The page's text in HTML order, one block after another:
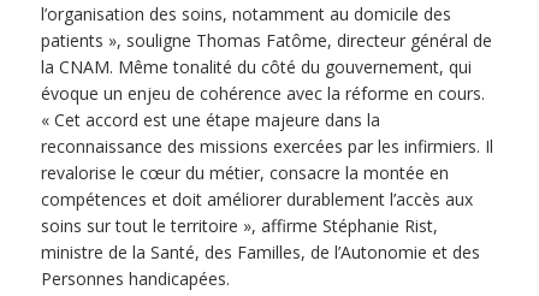
l’organisation des soins, notamment au domicile des
patients », souligne Thomas Fatôme, directeur général de
la CNAM. Même tonalité du côté du gouvernement, qui
évoque un enjeu de cohérence avec la réforme en cours.
« Cet accord est une étape majeure dans la
reconnaissance des missions exercées par les infirmiers. Il
revalorise le cœur du métier, consacre la montée en
compétences et doit améliorer durablement l’accès aux
soins sur tout le territoire », affirme Stéphanie Rist,
ministre de la Santé, des Familles, de l’Autonomie et des
Personnes handicapées.